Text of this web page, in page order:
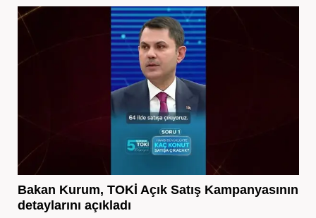
Bakan Kurum, TOKİ Açık Satış Kampanyasının
detaylarını açıkladı